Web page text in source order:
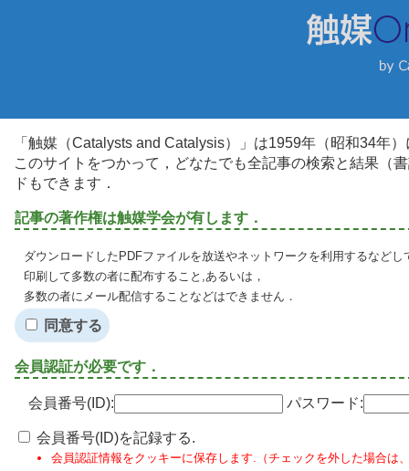
「触媒（Catalysts and Catalysis）」は1959年（昭和34年
このサイトをつかって，どなたでも全記事の検索と結果（
ドもできます．
記事の著作権は触媒学会が有します．
ダウンロードしたPDFファイルを放送やネットワークを利用するなど
印刷して多数の者に配布すること,あるいは，
多数の者にメール配信することなどはできません．
同意する
会員認証が必要です．
会員番号(ID): パスワード:
会員番号(ID)を記録する.
会員認証情報をクッキーに保存します.（チェックを外した場合は